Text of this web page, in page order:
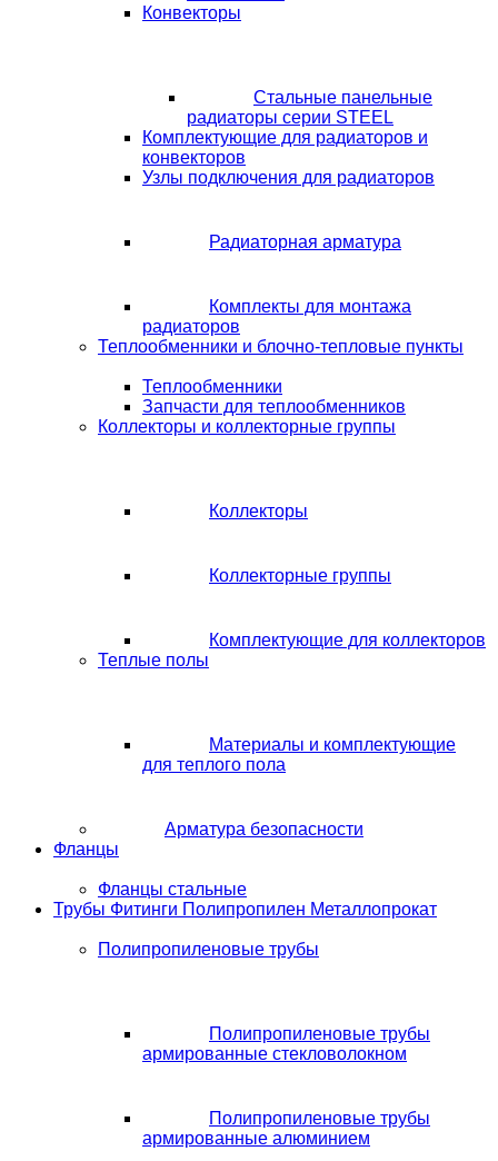
Конвекторы
Стальные панельные
радиаторы серии STEEL
Комплектующие для радиаторов и
конвекторов
Узлы подключения для радиаторов
Радиаторная арматура
Комплекты для монтажа
радиаторов
Теплообменники и блочно-тепловые пункты
Теплообменники
Запчасти для теплообменников
Коллекторы и коллекторные группы
Коллекторы
Коллекторные группы
Комплектующие для коллекторов
Теплые полы
Материалы и комплектующие
для теплого пола
Арматура безопасности
Фланцы
Фланцы стальные
Трубы Фитинги Полипропилен Металлопрокат
Полипропиленовые трубы
Полипропиленовые трубы
армированные стекловолокном
Полипропиленовые трубы
армированные алюминием